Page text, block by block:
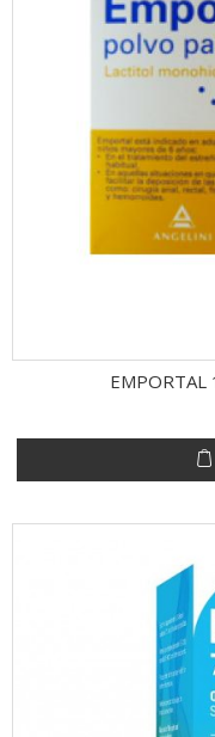
EMPORTAL